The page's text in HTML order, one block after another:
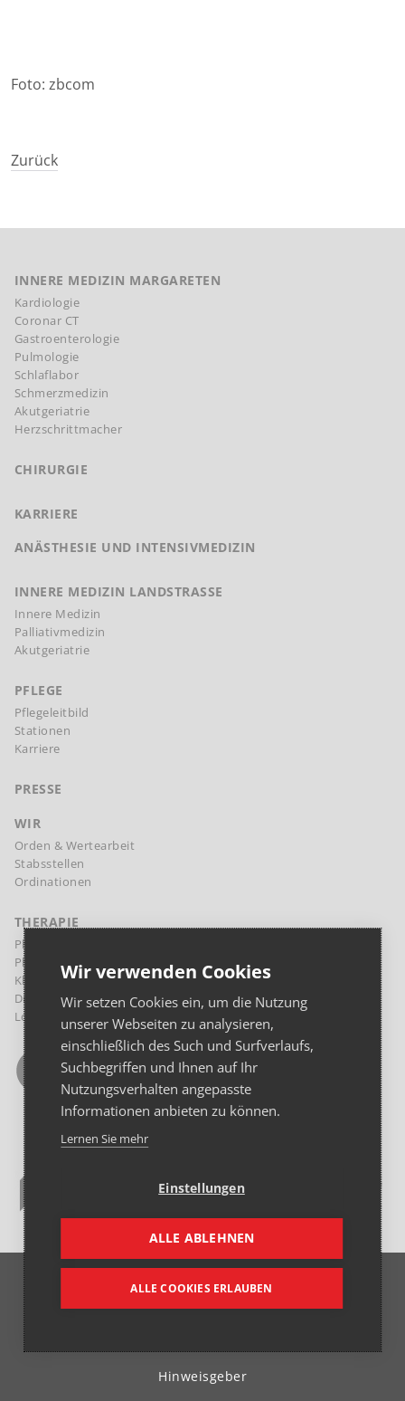
Foto: zbcom
Zurück
INNERE MEDIZIN MARGARETEN
Kardiologie
Coronar CT
Gastroenterologie
Pulmologie
Schlaflabor
Schmerzmedizin
Akutgeriatrie
Herzschrittmacher
CHIRURGIE
KARRIERE
ANÄSTHESIE UND INTENSIVMEDIZIN
INNERE MEDIZIN LANDSTRASSE
Innere Medizin
Palliativmedizin
Akutgeriatrie
PFLEGE
Pflegeleitbild
Stationen
Karriere
PRESSE
WIR
Orden & Wertearbeit
Stabsstellen
Ordinationen
THERAPIE
Physikalische Therapie Margareten
Physikalische Therapie Landstraße
Klinische Psychologie und Psychotherapie
Diaetologie
Logopädie
Beitrags-Archiv
Hinweisgeber
Wir verwenden Cookies
Wir setzen Cookies ein, um die Nutzung
unserer Webseiten zu analysieren,
einschließlich des Such und Surfverlaufs,
Suchbegriffen und Ihnen auf Ihr
Nutzungsverhalten angepasste
Informationen anbieten zu können.
Lernen Sie mehr
Einstellungen
ALLE ABLEHNEN
ALLE COOKIES ERLAUBEN